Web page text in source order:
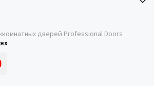
дверей Professional Doors